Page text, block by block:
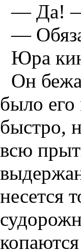
— Да! —
—
Юра
Он
было
быстро,
всю
несется